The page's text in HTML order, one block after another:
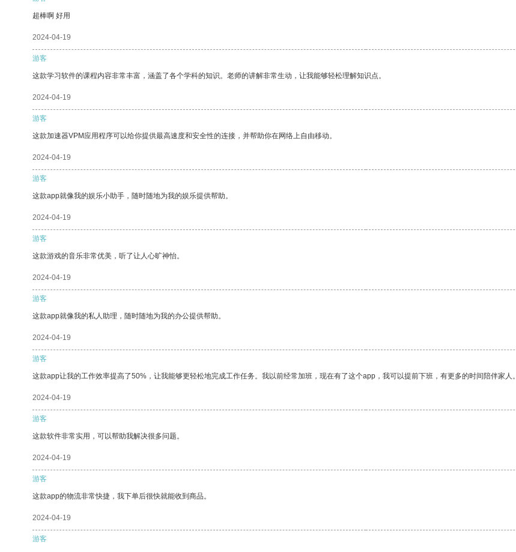
超棒啊 好用
2024-04-19
游客
这款学习软件的课程内容非常丰富，涵盖了各个学科的知识。老师的讲解非常生动，让我能够轻松理解知识点。
2024-04-19
游客
这款加速器VPM应用程序可以给你提供最高速度和安全性的连接，并帮助你在网络上自由移动。
2024-04-19
游客
这款app就像我的娱乐小助手，随时随地为我的娱乐提供帮助。
2024-04-19
游客
这款游戏的音乐非常优美，听了让人心旷神怡。
2024-04-19
游客
这款app就像我的私人助理，随时随地为我的办公提供帮助。
2024-04-19
游客
这款app让我的工作效率提高了50%，让我能够更轻松地完成工作任务。我以前经常加班，现在有了这个app，我可以提前下班，有更多的时间陪伴家人。
2024-04-19
游客
这款软件非常实用，可以帮助我解决很多问题。
2024-04-19
游客
这款app的物流非常快捷，我下单后很快就能收到商品。
2024-04-19
游客